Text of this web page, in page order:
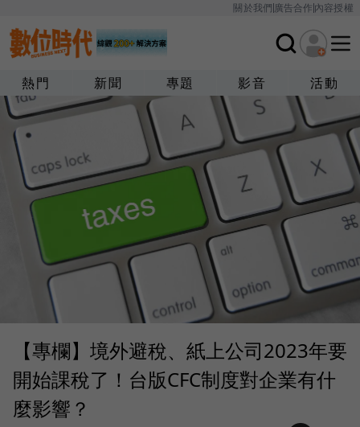
關於我們廣告合作內容授權
熱門 新聞 專題 影音 活動
【專欄】境外避稅、紙上公司2023年要
開始課稅了！台版CFC制度對企業有什
麼影響？